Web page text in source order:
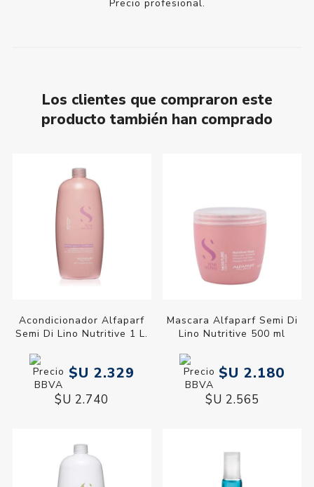
Precio profesional.
Los clientes que compraron este
producto también han comprado
Acondicionador Alfaparf
Semi Di Lino Nutritive 1 L.
$U 2.329
$U 2.740
Mascara Alfaparf Semi Di
Lino Nutritive 500 ml
$U 2.180
$U 2.565